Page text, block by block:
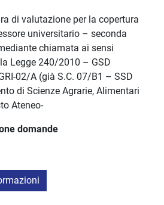
di valutazione per la copertura
universitario – seconda
chiamata ai sensi
Legge 240/2010 – GSD
02/A (già S.C. 07/B1 – SSD
di Scienze Agrarie, Alimentari
Ateneo-
domande